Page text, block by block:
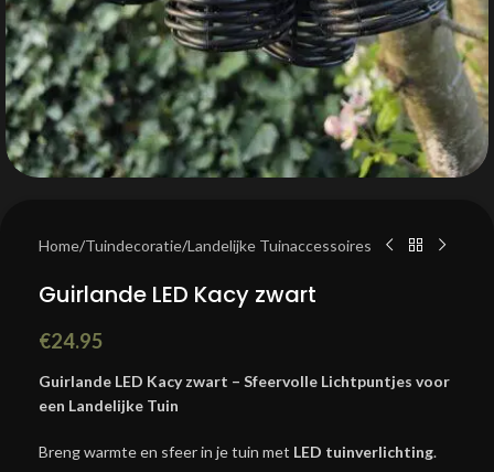
Home/Tuindecoratie/Landelijke Tuinaccessoires
Guirlande LED Kacy zwart
€24.95
Guirlande LED Kacy zwart – Sfeervolle Lichtpuntjes voor
een Landelijke Tuin
Breng warmte en sfeer in je tuin met LED tuinverlichting.